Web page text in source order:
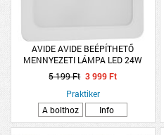
AVIDE AVIDE BEÉPÍTHETŐ
MENNYEZETI LÁMPA LED 24W
2600LM 3000K NÉGYZETES
5 199 Ft 3 999 Ft
Praktiker
A bolthoz
Info